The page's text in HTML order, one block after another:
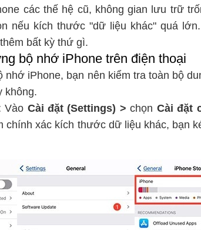
các thế hệ cũ, không gian lưu trữ
nếu kích thước "dữ liệu khác" quá
bất kỳ thứ gì.
bộ nhớ iPhone trên điện thoại
nhớ iPhone, bạn nên kiểm tra toàn bộ
không.
Vào Cài đặt (Settings) > chọn Cài đặt
chính xác kích thước dữ liệu khác, bạn